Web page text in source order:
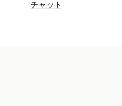
カートリカバリー
チャット